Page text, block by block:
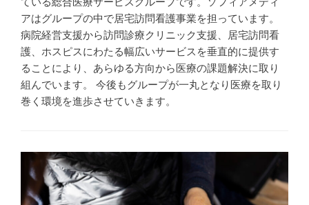
アはグループの中で居宅訪問看護事業を担っています。
病院経営支援から訪問診療クリニック支援、居宅訪問看
護、ホスピスにわたる幅広いサービスを垂直的に提供す
ることにより、あらゆる方向から医療の課題解決に取り
組んでいます。 今後もグループが一丸となり医療を取り
巻く環境を進歩させていきます。